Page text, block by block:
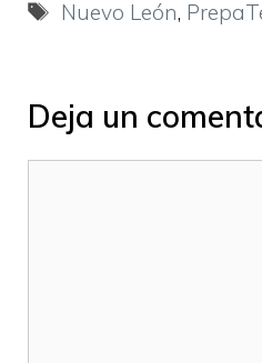
Etiquetas
Nuevo León,
Deja un